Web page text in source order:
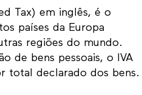
Tax) em inglês, é o
países da Europa
regiões do mundo.
de bens pessoais, o IVA
total declarado dos bens.